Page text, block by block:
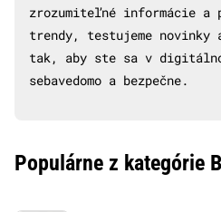
zrozumiteľné informácie a
trendy, testujeme novinky
tak, aby ste sa v
sebavedomo a bezpečne.
Populárne z kategórie